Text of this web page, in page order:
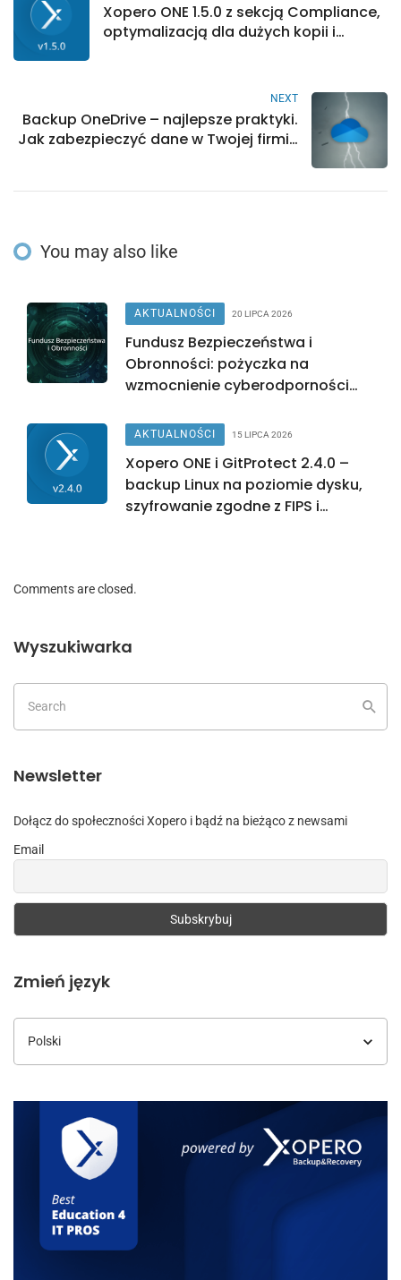
Xopero ONE 1.5.0 z sekcją Compliance,
optymalizacją dla dużych kopii i
NEXT
Backup OneDrive – najlepsze praktyki.
Jak zabezpieczyć dane w Twojej firmie
You may also like
AKTUALNOŚCI 20 LIPCA 2026
Fundusz Bezpieczeństwa i
Obronności: pożyczka na
wzmocnienie cyberodporności
AKTUALNOŚCI 15 LIPCA 2026
Xopero ONE i GitProtect 2.4.0 –
backup Linux na poziomie dysku,
szyfrowanie zgodne z FIPS i
Comments are closed.
Wyszukiwarka
Newsletter
Dołącz do społeczności Xopero i bądź na bieżąco z newsami
Email
Zmień język
język